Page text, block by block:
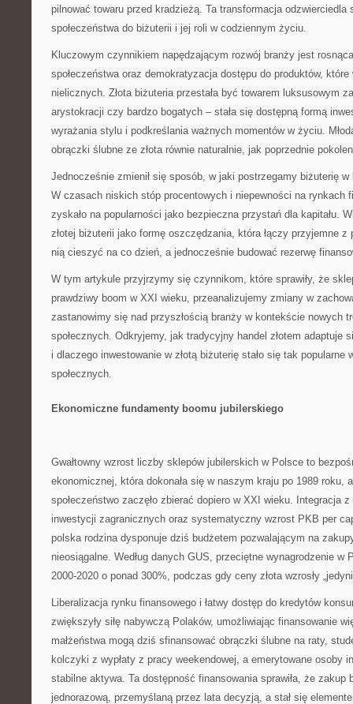
pilnować towaru przed kradzieżą. Ta transformacja
społeczeństwa do biżuterii i jej roli w codziennym życiu.
Kluczowym czynnikiem napędzającym rozwój branży jest
społeczeństwa oraz demokratyzacja dostępu do produktów, które
nielicznych. Złota biżuteria przestała być towarem luksusowym
arystokracji czy bardzo bogatych – stała się dostępną formą
wyrażania stylu i podkreślania ważnych momentów w życiu.
obrączki ślubne ze złota równie naturalnie, jak poprzednie
Jednocześnie zmienił się sposób, w jaki postrzegamy biżuterię
W czasach niskich stóp procentowych i niepewności na rynkach
zyskało na popularności jako bezpieczna przystań dla kapitału.
złotej biżuterii jako formę oszczędzania, która łączy przyjemne
nią cieszyć na co dzień, a jednocześnie budować rezerwę
W tym artykule przyjrzymy się czynnikom, które sprawiły, że
prawdziwy boom w XXI wieku, przeanalizujemy zmiany w
zastanowimy się nad przyszłością branży w kontekście nowych
społecznych. Odkryjemy, jak tradycyjny handel złotem adaptuje
i dlaczego inwestowanie w złotą biżuterię stało się tak popularne
społecznych.
Ekonomiczne fundamenty boomu jubilerskiego
Gwałtowny wzrost liczby sklepów jubilerskich w Polsce to
ekonomicznej, która dokonała się w naszym kraju po 1989 roku,
społeczeństwo zaczęło zbierać dopiero w XXI wieku. Integracja z
inwestycji zagranicznych oraz systematyczny wzrost PKB per
polska rodzina dysponuje dziś budżetem pozwalającym na
nieosiągalne. Według danych GUS, przeciętne wynagrodzenie w
2000-2020 o ponad 300%, podczas gdy ceny złota wzrosły
Liberalizacja rynku finansowego i łatwy dostęp do kredytów
zwiększyły siłę nabywczą Polaków, umożliwiając finansowanie
małżeństwa mogą dziś sfinansować obrączki ślubne na raty,
kolczyki z wypłaty z pracy weekendowej, a emerytowane osoby
stabilne aktywa. Ta dostępność finansowania sprawiła, że zakup
jednorazową, przemyślaną przez lata decyzją, a stał się